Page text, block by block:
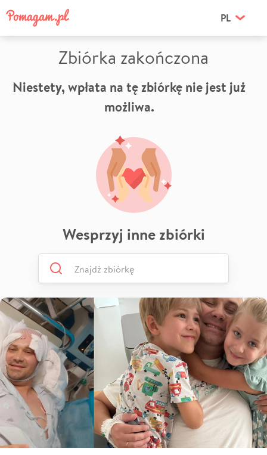
PL
Zbiórka zakończona
Niestety, wpłata na tę zbiórkę nie jest już
możliwa.
Wesprzyj inne zbiórki